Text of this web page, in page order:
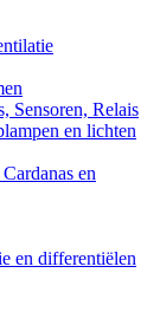
Sensoren, Relais
en lichten
Cardanas en
en differentiëlen